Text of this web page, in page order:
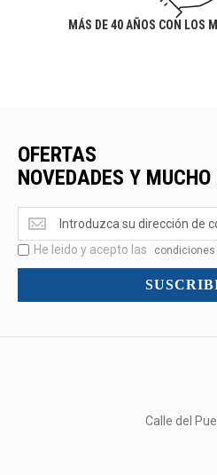
MÁS DE 40 AÑOS CON LOS
OFERTAS
NOVEDADES Y
Ofertas
<br>Novedades
y
mucho
He leido y acepto las condiciones
Calle del